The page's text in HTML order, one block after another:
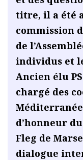
titre, il a été
commission
de
individus et
Ancien élu
chargé des
d’honneur
Fleg de
dialogue